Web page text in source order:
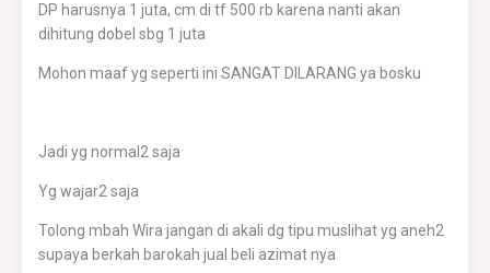
DP harusnya 1 juta, cm di tf 500 rb karena nanti akan
dihitung dobel sbg 1 juta
Mohon maaf yg seperti ini SANGAT DILARANG ya bosku
Jadi yg normal2 saja
Yg wajar2 saja
Tolong mbah Wira jangan di akali dg tipu muslihat yg aneh2
supaya berkah barokah jual beli azimat nya